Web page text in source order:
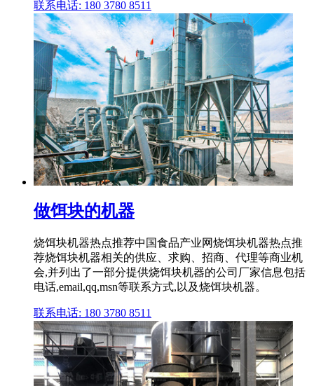
联系电话: 180 3780 8511
做饵块的机器
烧饵块机器热点推荐中国食品产业网烧饵块机器热点推
荐烧饵块机器相关的供应、求购、招商、代理等商业机
会,并列出了一部分提供烧饵块机器的公司厂家信息包括
电话,email,qq,msn等联系方式,以及烧饵块机器。
联系电话: 180 3780 8511